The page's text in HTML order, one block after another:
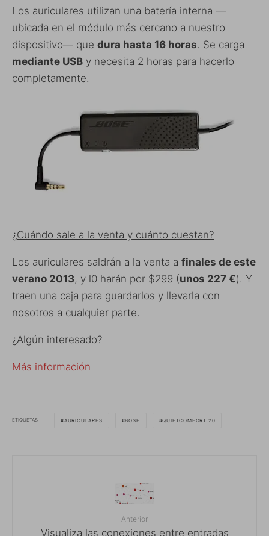
Los auriculares utilizan una batería interna —
ubicada en el módulo más cercano a nuestro
dispositivo— que dura hasta 16 horas. Se carga
mediante USB y necesita 2 horas para hacerlo
completamente.
¿Cuándo sale a la venta y cuánto cuestan?
Los auriculares saldrán a la venta a finales de este
verano 2013, y l0 harán por $299 (unos 227 €). Y
traen una caja para guardarlos y llevarla con
nosotros a cualquier parte.
¿Algún interesado?
Más información
ETIQUETAS AURICULARES BOSE QUIETCOMFORT 20
Anterior
Visualiza las conexiones entre entradas